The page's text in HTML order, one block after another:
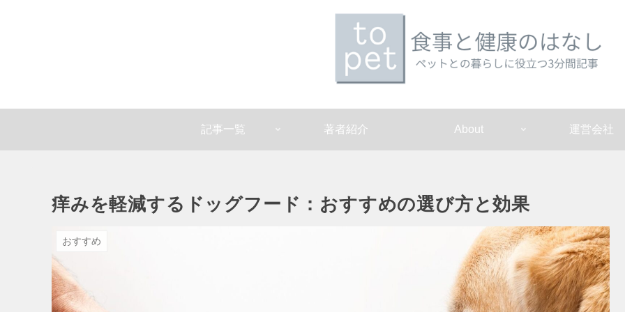
記事一覧 著者紹介 About 運営会社
痒みを軽減するドッグフード：おすすめの選び方と効果
おすすめ